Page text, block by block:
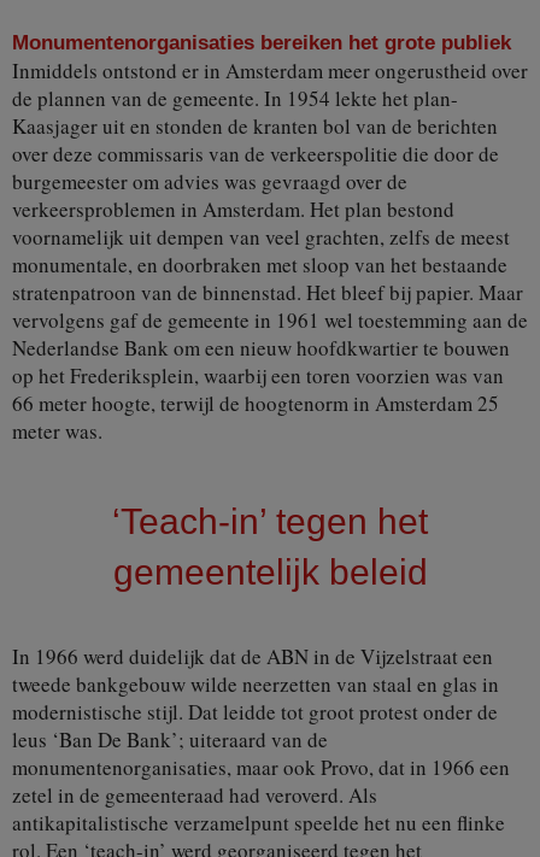
Monumentenorganisaties bereiken het grote publiek
Inmiddels ontstond er in Amsterdam meer ongerustheid over
de plannen van de gemeente. In 1954 lekte het plan-
Kaasjager uit en stonden de kranten bol van de berichten
over deze commissaris van de verkeerspolitie die door de
burgemeester om advies was gevraagd over de
verkeersproblemen in Amsterdam. Het plan bestond
voornamelijk uit dempen van veel grachten, zelfs de meest
monumentale, en doorbraken met sloop van het bestaande
stratenpatroon van de binnenstad. Het bleef bij papier. Maar
vervolgens gaf de gemeente in 1961 wel toestemming aan de
Nederlandse Bank om een nieuw hoofdkwartier te bouwen
op het Frederiksplein, waarbij een toren voorzien was van
66 meter hoogte, terwijl de hoogtenorm in Amsterdam 25
meter was.
‘Teach-in’ tegen het
gemeentelijk beleid
In 1966 werd duidelijk dat de ABN in de Vijzelstraat een
tweede bankgebouw wilde neerzetten van staal en glas in
modernistische stijl. Dat leidde tot groot protest onder de
leus ‘Ban De Bank’; uiteraard van de
monumentenorganisaties, maar ook Provo, dat in 1966 een
zetel in de gemeenteraad had veroverd. Als
antikapitalistische verzamelpunt speelde het nu een flinke
rol. Een ‘teach-in’ werd georganiseerd tegen het